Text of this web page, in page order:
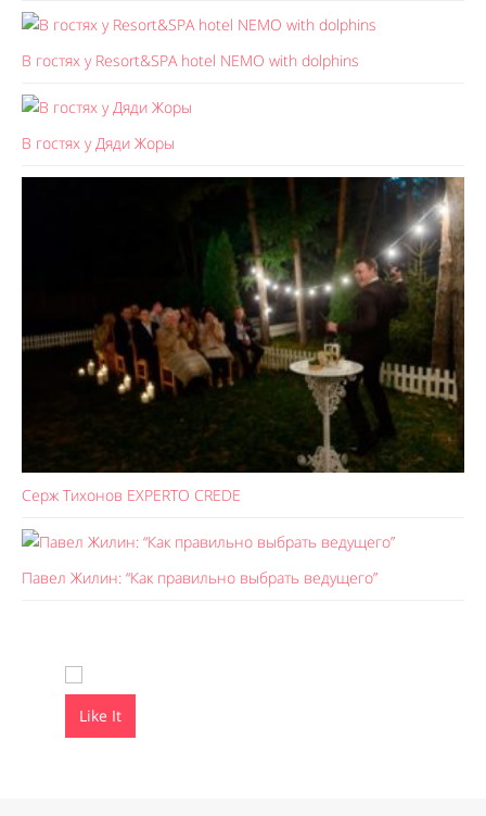
В гостях у Resort&SPA hotel NEMO with dolphins
В гостях у Дяди Жоры
Серж Тихонов EXPERTO CREDE
Павел Жилин: “Как правильно выбрать ведущего”
Like It